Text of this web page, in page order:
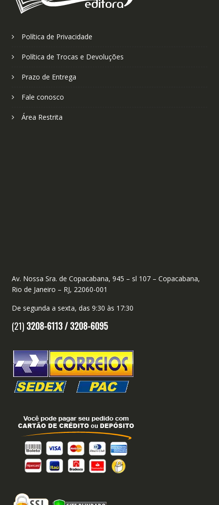
Política de Privacidade
Política de Trocas e Devoluções
Prazo de Entrega
Fale conosco
Área Restrita
Av. Nossa Sra. de Copacabana, 945 – sl 107 – Copacabana,
Rio de Janeiro – RJ, 22060-001
De segunda a sexta, das 9:30 às 17:30
(21) 3208-6113 /3208-6095